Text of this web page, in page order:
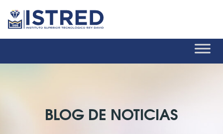
BLOG DE NOTICIAS